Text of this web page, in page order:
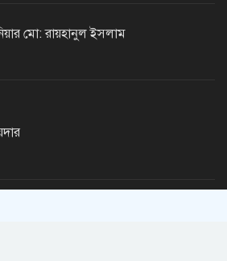
ফলাফলে বড় ধস
মো: রায়হানুল ইসলাম
. All rights reserved.